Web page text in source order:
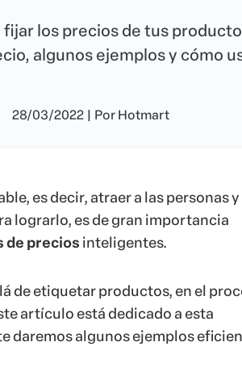
fijar los precios de tus
algunos ejemplos y cómo
28/03/2022 | Por Hotmart
es decir, atraer a las personas y
lograrlo, es de gran importancia
de precios inteligentes.
de etiquetar productos, en el
artículo está dedicado a esta
daremos algunos ejemplos